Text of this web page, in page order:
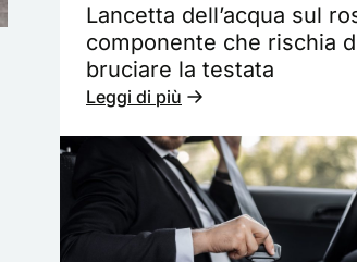
Lancetta dell’acqua sul
componente che rischia
bruciare la testata
Leggi di più